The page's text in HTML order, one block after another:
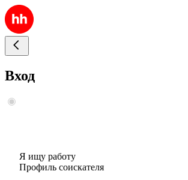
Вход
Я ищу работу
Профиль соискателя